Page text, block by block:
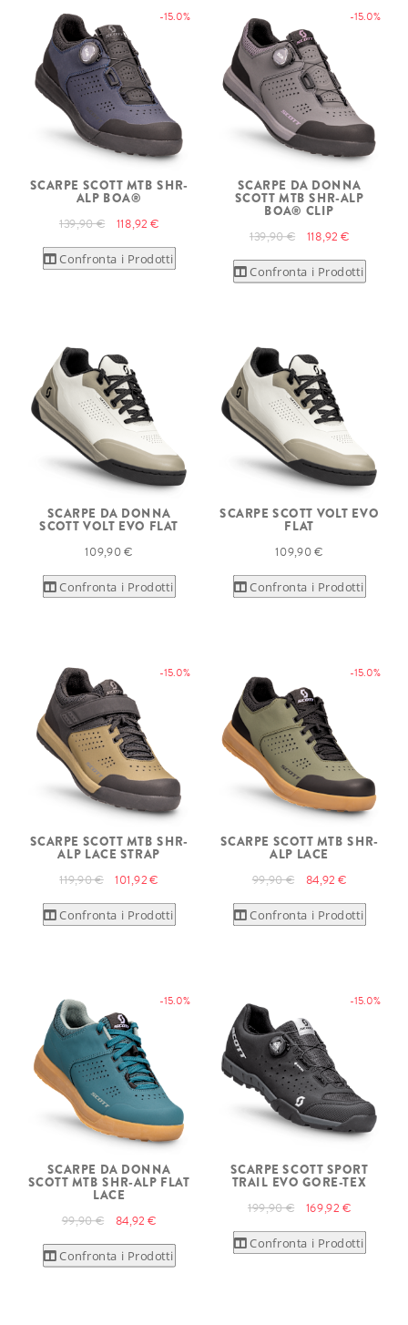
-15.0%
SCARPE SCOTT MTB SHR-
ALP BOA®
139,90 € 118,92 €
Confronta i Prodotti
-15.0%
SCARPE DA DONNA
SCOTT MTB SHR-ALP
BOA® CLIP
139,90 € 118,92 €
Confronta i Prodotti
SCARPE DA DONNA
SCOTT VOLT EVO FLAT
109,90 €
Confronta i Prodotti
SCARPE SCOTT VOLT EVO
FLAT
109,90 €
Confronta i Prodotti
-15.0%
SCARPE SCOTT MTB SHR-
ALP LACE STRAP
119,90 € 101,92 €
Confronta i Prodotti
-15.0%
SCARPE SCOTT MTB SHR-
ALP LACE
99,90 € 84,92 €
Confronta i Prodotti
-15.0%
SCARPE DA DONNA
SCOTT MTB SHR-ALP FLAT
LACE
99,90 € 84,92 €
Confronta i Prodotti
-15.0%
SCARPE SCOTT SPORT
TRAIL EVO GORE-TEX
199,90 € 169,92 €
Confronta i Prodotti